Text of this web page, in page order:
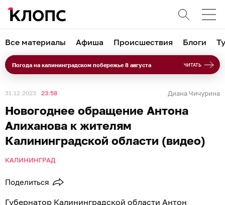
Все материалы Афиша Происшествия Блоги
Погода на калининградском побережье 8 августа ЧИТАТЬ
31.12.2023 23:58 Диана Чичурина
Новогоднее обращение Антона
Алиханова к жителям
Калининградской области (видео)
КАЛИНИНГРАД
Поделиться
Губернатор Калининградской области Антон